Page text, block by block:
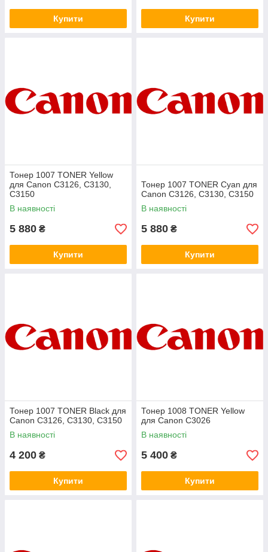
Купити Купити
Тонер 1007 TONER Yellow
для Canon C3126, C3130,
C3150
В наявності
5 880 ₴
Купити
Тонер 1007 TONER Cyan для
Canon C3126, C3130, C3150
В наявності
5 880 ₴
Купити
Тонер 1007 TONER Black для
Canon C3126, C3130, C3150
В наявності
4 200 ₴
Купити
Тонер 1008 TONER Yellow
для Canon C3026
В наявності
5 400 ₴
Купити